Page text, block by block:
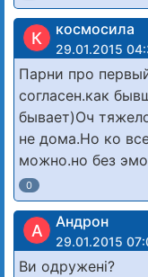
К космосила
29.01.2015
Парни про
согласен.как
бывает)Оч
не дома.Но ко
можно.но без
0
А Андрон
29.01.2015
Ви одружені?